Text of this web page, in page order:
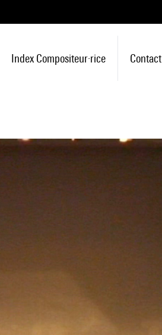
Index Compositeur·rice Contact